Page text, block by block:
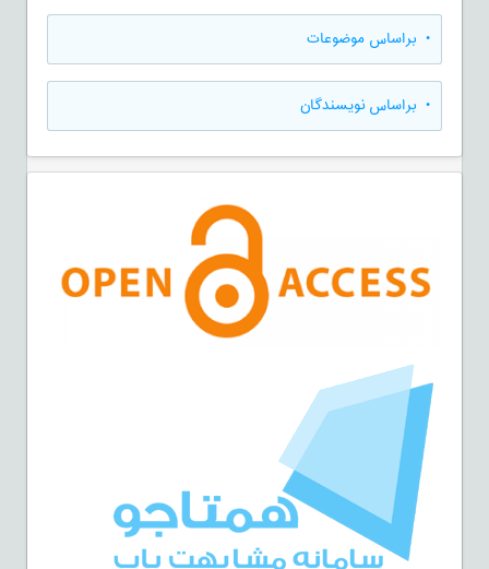
• براساس موضوعات
• براساس نویسندگان